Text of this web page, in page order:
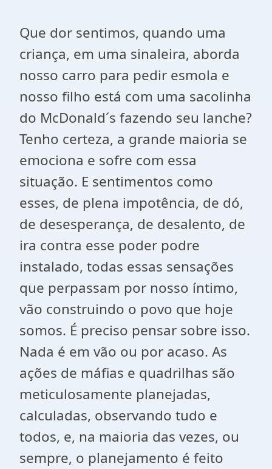
Que dor sentimos, quando uma
criança, em uma sinaleira, aborda
nosso carro para pedir esmola e
nosso filho está com uma sacolinha
do McDonald´s fazendo seu lanche?
Tenho certeza, a grande maioria se
emociona e sofre com essa
situação. E sentimentos como
esses, de plena impotência, de dó,
de desesperança, de desalento, de
ira contra esse poder podre
instalado, todas essas sensações
que perpassam por nosso íntimo,
vão construindo o povo que hoje
somos. É preciso pensar sobre isso.
Nada é em vão ou por acaso. As
ações de máfias e quadrilhas são
meticulosamente planejadas,
calculadas, observando tudo e
todos, e, na maioria das vezes, ou
sempre, o planejamento é feito